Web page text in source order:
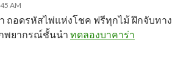
AM
ถอดรหัสไพ่แห่งโชค ฟรีทุกไม้ ฝึกจับทาง
พยากรณ์ชั้นนำ ทดลองบาคาร่า